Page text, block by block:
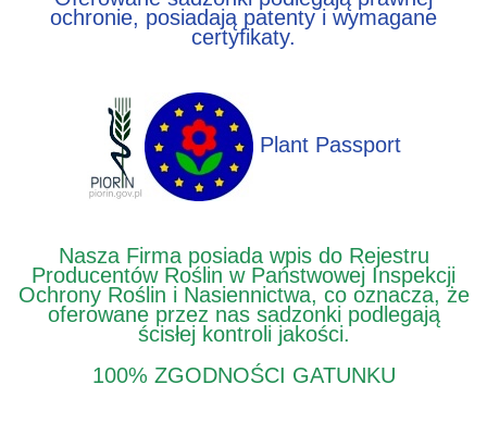
ochronie, posiadają patenty i wymagane
certyfikaty.
Plant Passport
Nasza Firma posiada wpis do Rejestru
Producentów Roślin w Państwowej Inspekcji
Ochrony Roślin i Nasiennictwa, co oznacza, że
oferowane przez nas sadzonki podlegają
ścisłej kontroli jakości.
100% ZGODNOŚCI GATUNKU